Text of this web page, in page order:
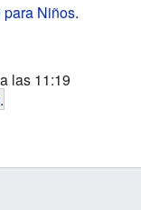
para Niños.
las 11:19
.